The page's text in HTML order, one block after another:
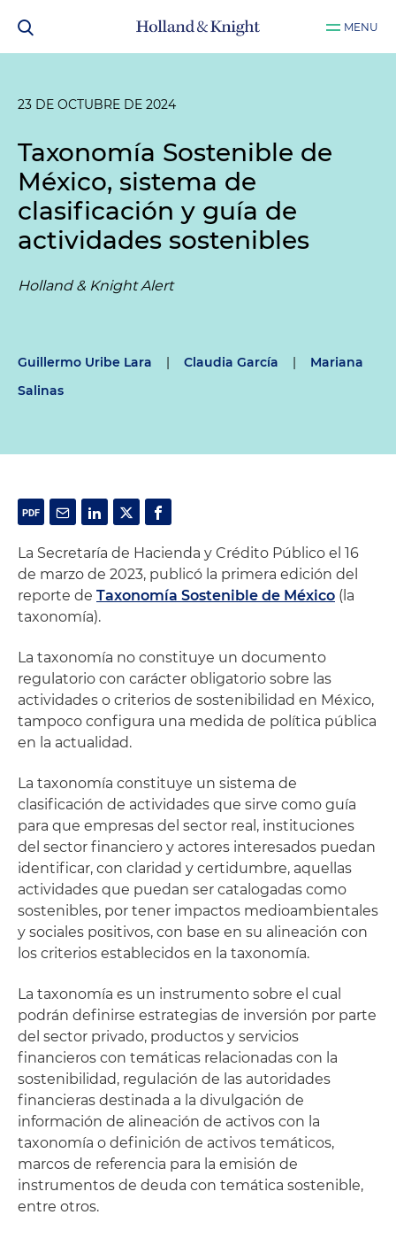
MENU
23 DE OCTUBRE DE 2024
Taxonomía Sostenible de
México, sistema de
clasificación y guía de
actividades sostenibles
Holland & Knight Alert
Guillermo Uribe Lara | Claudia García |
Mariana
Salinas
La Secretaría de Hacienda y Crédito Público el 16
de marzo de 2023, publicó la primera edición del
reporte de Taxonomía Sostenible de México (la
taxonomía).
La taxonomía no constituye un documento
regulatorio con carácter obligatorio sobre las
actividades o criterios de sostenibilidad en México,
tampoco configura una medida de política pública
en la actualidad.
La taxonomía constituye un sistema de
clasificación de actividades que sirve como guía
para que empresas del sector real, instituciones
del sector financiero y actores interesados puedan
identificar, con claridad y certidumbre, aquellas
actividades que puedan ser catalogadas como
sostenibles, por tener impactos medioambientales
y sociales positivos, con base en su alineación con
los criterios establecidos en la taxonomía.
La taxonomía es un instrumento sobre el cual
podrán definirse estrategias de inversión por parte
del sector privado, productos y servicios
financieros con temáticas relacionadas con la
sostenibilidad, regulación de las autoridades
financieras destinada a la divulgación de
información de alineación de activos con la
taxonomía o definición de activos temáticos,
marcos de referencia para la emisión de
instrumentos de deuda con temática sostenible,
entre otros.